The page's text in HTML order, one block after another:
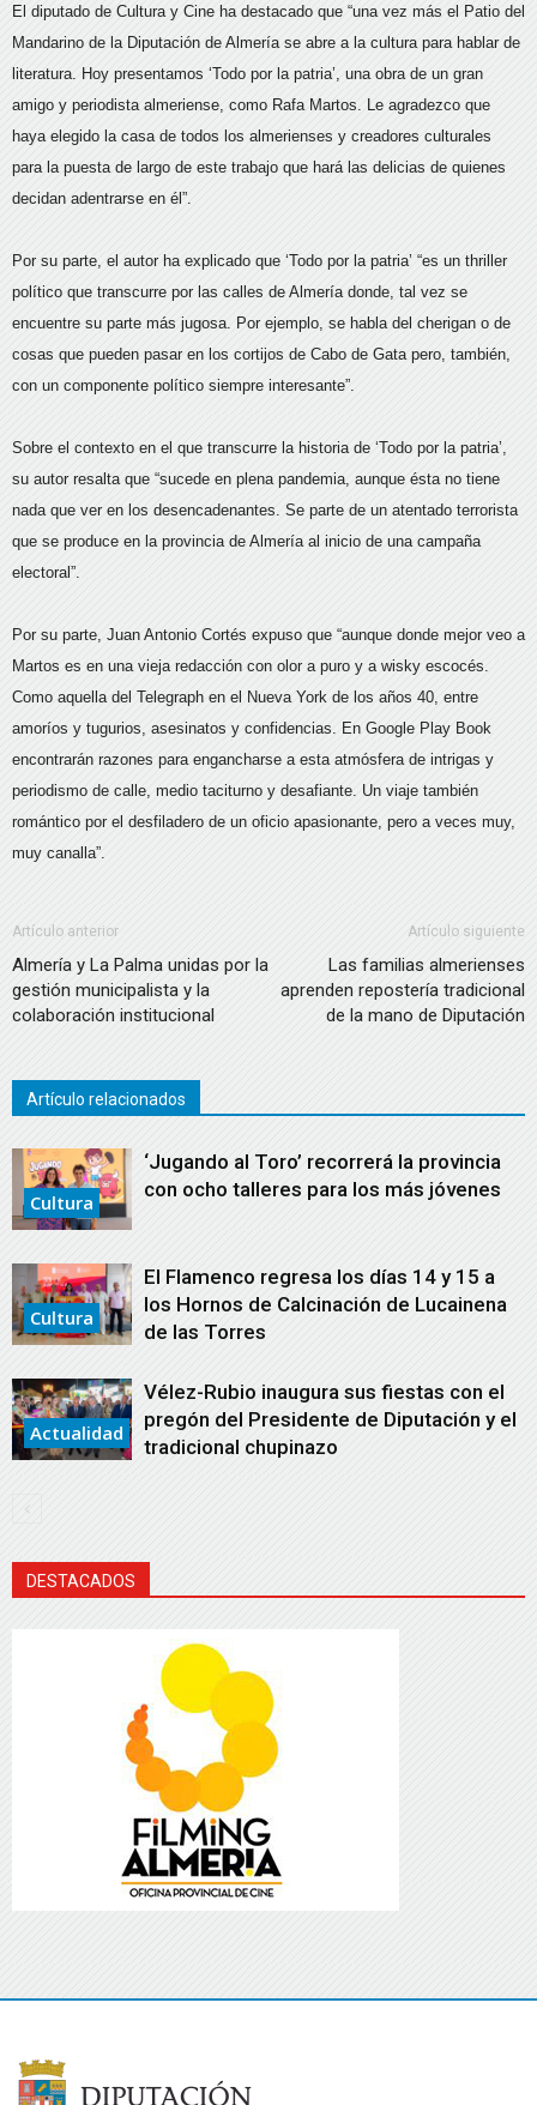
El diputado de Cultura y Cine ha destacado que “una vez más el Patio del
Mandarino de la Diputación de Almería se abre a la cultura para hablar de
literatura. Hoy presentamos ‘Todo por la patria’, una obra de un gran
amigo y periodista almeriense, como Rafa Martos. Le agradezco que
haya elegido la casa de todos los almerienses y creadores culturales
para la puesta de largo de este trabajo que hará las delicias de quienes
decidan adentrarse en él”.
Por su parte, el autor ha explicado que ‘Todo por la patria’ “es un thriller
político que transcurre por las calles de Almería donde, tal vez se
encuentre su parte más jugosa. Por ejemplo, se habla del cherigan o de
cosas que pueden pasar en los cortijos de Cabo de Gata pero, también,
con un componente político siempre interesante”.
Sobre el contexto en el que transcurre la historia de ‘Todo por la patria’,
su autor resalta que “sucede en plena pandemia, aunque ésta no tiene
nada que ver en los desencadenantes. Se parte de un atentado terrorista
que se produce en la provincia de Almería al inicio de una campaña
electoral”.
Por su parte, Juan Antonio Cortés expuso que “aunque donde mejor veo a
Martos es en una vieja redacción con olor a puro y a wisky escocés.
Como aquella del Telegraph en el Nueva York de los años 40, entre
amoríos y tugurios, asesinatos y confidencias. En Google Play Book
encontrarán razones para engancharse a esta atmósfera de intrigas y
periodismo de calle, medio taciturno y desafiante. Un viaje también
romántico por el desfiladero de un oficio apasionante, pero a veces muy,
muy canalla”.
Artículo anterior
Almería y La Palma unidas por la
gestión municipalista y la
colaboración institucional
Artículo siguiente
Las familias almerienses
aprenden repostería tradicional
de la mano de Diputación
Artículo relacionados
Cultura
‘Jugando al Toro’ recorrerá la provincia
con ocho talleres para los más jóvenes
Cultura
El Flamenco regresa los días 14 y 15 a
los Hornos de Calcinación de Lucainena
de las Torres
Actualidad
Vélez-Rubio inaugura sus fiestas con el
pregón del Presidente de Diputación y el
tradicional chupinazo
DESTACADOS